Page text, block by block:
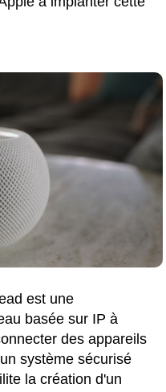
est une
basée sur IP à
des appareils
système sécurisé
la création d'un